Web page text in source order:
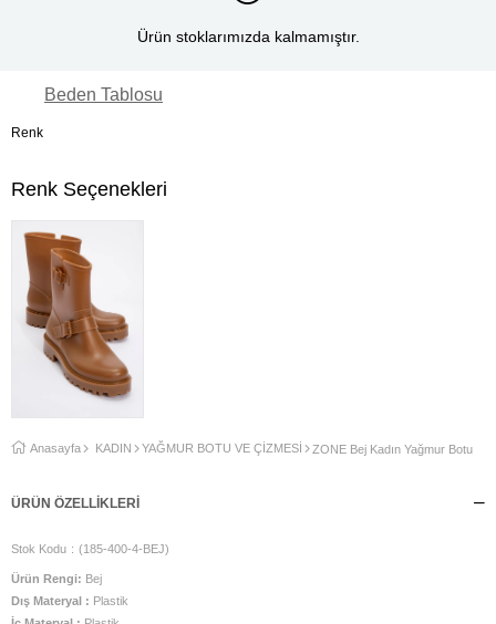
Ürün stoklarımızda kalmamıştır.
Beden Tablosu
Renk
Renk Seçenekleri
Anasayfa KADIN YAĞMUR BOTU VE ÇİZMESİ ZONE Bej Kadın Yağmur Botu
ÜRÜN ÖZELLIKLERI
Stok Kodu (185-400-4-BEJ)
Ürün Rengi: Bej
Dış Materyal : Plastik